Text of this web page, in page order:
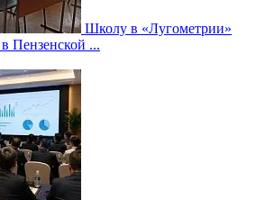
Школу в «Лугометрии»
в Пензенской ...